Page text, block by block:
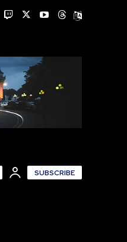
SUBSCRIBE